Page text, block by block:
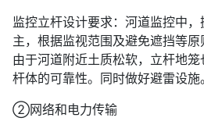
监控立杆设计要求：河道监控中
主，根据监视范围及避免遮挡等原
由于河道附近土质松软，立杆地
杆体的可靠性。同时做好避雷设施。
②网络和电力传输